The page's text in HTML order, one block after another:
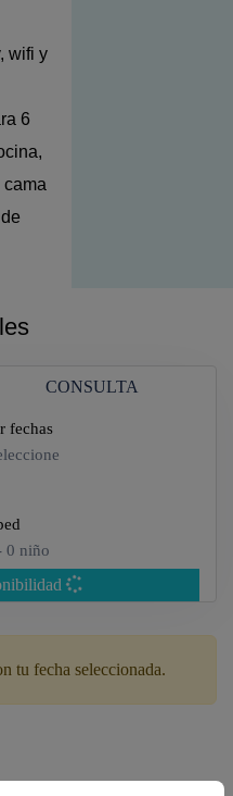
wifi y
6
CONSULTA
fechas
0 niño
tu fecha seleccionada.